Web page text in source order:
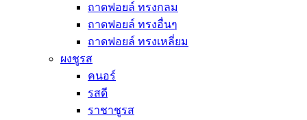
ถาดฟอยล์ ทรงกลม
ถาดฟอยล์ ทรงอื่นๆ
ถาดฟอยล์ ทรงเหลี่ยม
ผงชูรส
คนอร์
รสดี
ราชาชูรส